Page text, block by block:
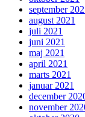
september
august 2021
juli 2021
juni 2021
maj 2021
april 2021
marts 2021
januar 2021
december
november